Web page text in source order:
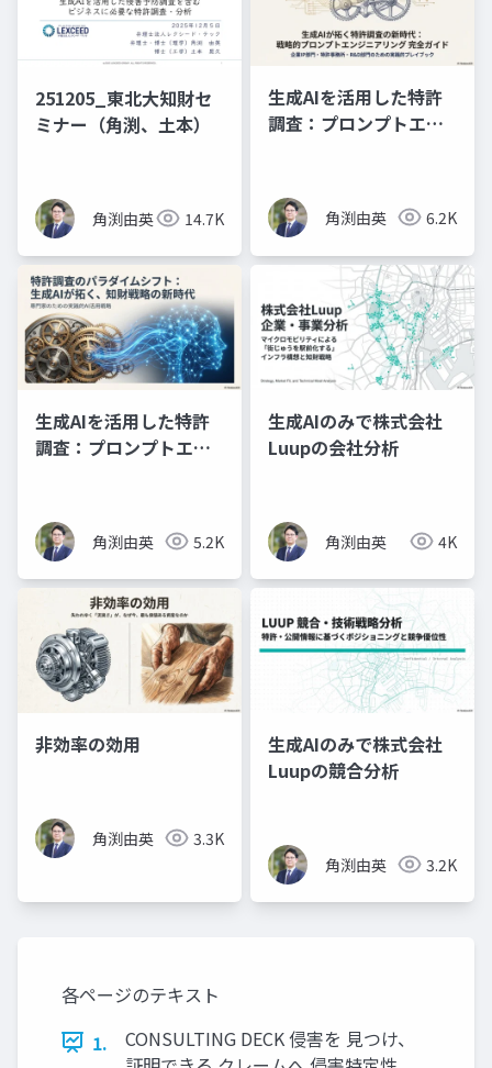
251205_東北大知財セ
ミナー（角渕、土本）
角渕由英 14.7K
生成AIを活用した特許
調査：プロンプトエン
角渕由英 6.2K
生成AIを活用した特許
調査：プロンプトエン
角渕由英 5.2K
生成AIのみで株式会社
Luupの会社分析
角渕由英 4K
非効率の効用
角渕由英 3.3K
生成AIのみで株式会社
Luupの競合分析
角渕由英 3.2K
各ページのテキスト
1.
CONSULTING DECK 侵害を 見つけ、